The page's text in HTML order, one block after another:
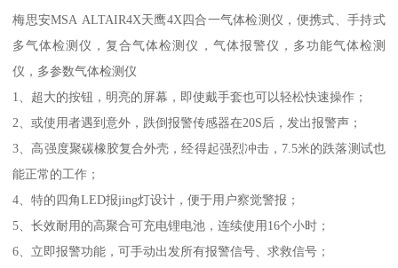
梅思安MSA ALTAIR4X天鹰4X四合一气体检测仪，便携式、手持式
多气体检测仪，复合气体检测仪，气体报警仪，多功能气体检测
仪，多参数气体检测仪
1、超大的按钮，明亮的屏幕，即使戴手套也可以轻松快速操作；
2、或使用者遇到意外，跌倒报警传感器在20S后，发出报警声；
3、高强度聚碳橡胶复合外壳，经得起强烈冲击，7.5米的跌落测试也
能正常的工作；
4、特的四角LED报jing灯设计，便于用户察觉警报；
5、长效耐用的高聚合可充电锂电池，连续使用16个小时；
6、立即报警功能，可手动出发所有报警信号、求救信号；